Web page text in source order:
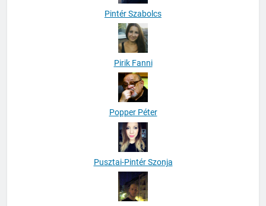
Pintér Szabolcs
Pirik Fanni
Popper Péter
Pusztai-Pintér Szonja